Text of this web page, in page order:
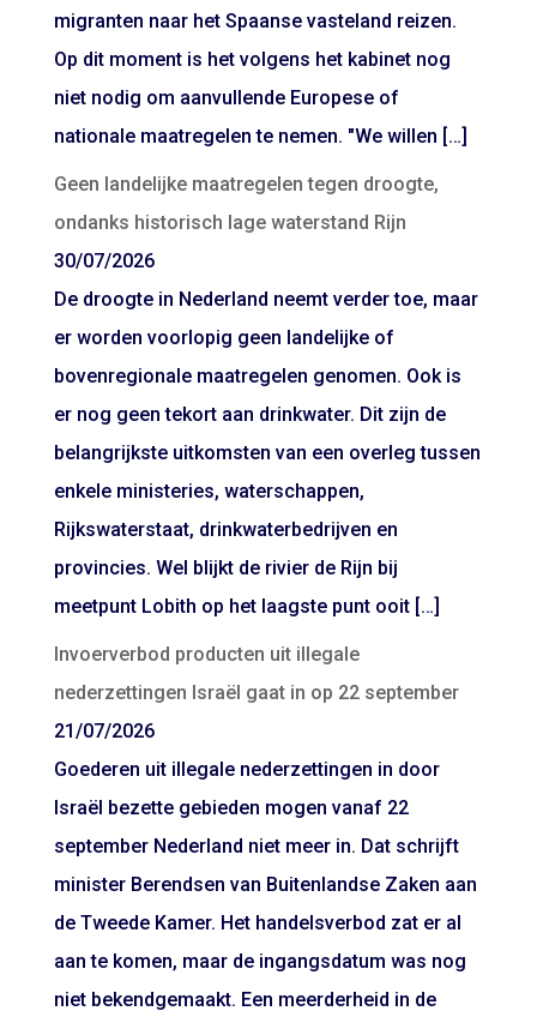
migranten naar het Spaanse vasteland reizen.
Op dit moment is het volgens het kabinet nog
niet nodig om aanvullende Europese of
nationale maatregelen te nemen. "We willen […]
Geen landelijke maatregelen tegen droogte,
ondanks historisch lage waterstand Rijn
30/07/2026
De droogte in Nederland neemt verder toe, maar
er worden voorlopig geen landelijke of
bovenregionale maatregelen genomen. Ook is
er nog geen tekort aan drinkwater. Dit zijn de
belangrijkste uitkomsten van een overleg tussen
enkele ministeries, waterschappen,
Rijkswaterstaat, drinkwaterbedrijven en
provincies. Wel blijkt de rivier de Rijn bij
meetpunt Lobith op het laagste punt ooit […]
Invoerverbod producten uit illegale
nederzettingen Israël gaat in op 22 september
21/07/2026
Goederen uit illegale nederzettingen in door
Israël bezette gebieden mogen vanaf 22
september Nederland niet meer in. Dat schrijft
minister Berendsen van Buitenlandse Zaken aan
de Tweede Kamer. Het handelsverbod zat er al
aan te komen, maar de ingangsdatum was nog
niet bekendgemaakt. Een meerderheid in de